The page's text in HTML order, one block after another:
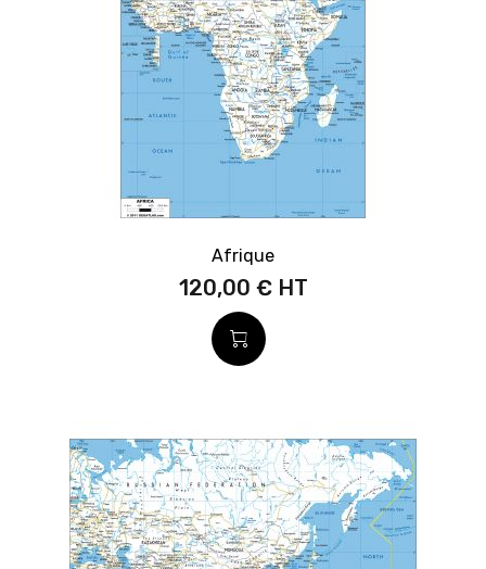
Afrique
120,00 €